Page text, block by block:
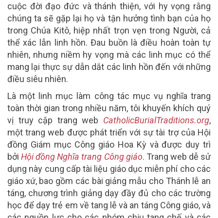
cuộc đời đạo đức và thánh thiện, với hy vọng rằng
chúng ta sẽ gặp lại họ và tận hưởng tình bạn của họ
trong Chúa Kitô, hiệp nhất trọn vẹn trong Người, cả
thể xác lẫn linh hồn. Đau buồn là điều hoàn toàn tự
nhiên, nhưng niềm hy vọng mà các linh mục có thể
mang lại thực sự dẫn dắt các linh hồn đến với những
điều siêu nhiên.
Là một linh mục làm công tác mục vụ nghĩa trang
toàn thời gian trong nhiều năm, tôi khuyến khích quý
vị truy cập trang web CatholicBurialTraditions.org,
một trang web được phát triển với sự tài trợ của Hội
đồng Giám mục Công giáo Hoa Kỳ và được duy trì
bởiHội đồng Nghĩa trang Công giáo. Trang web dễ sử
dụng này cung cấp tài liệu giáo dục miễn phí cho các
giáo xứ, bao gồm các bài giảng mẫu cho Thánh lễ an
táng, chương trình giảng dạy đầy đủ cho các trường
học để dạy trẻ em về tang lễ và an táng Công giáo, và